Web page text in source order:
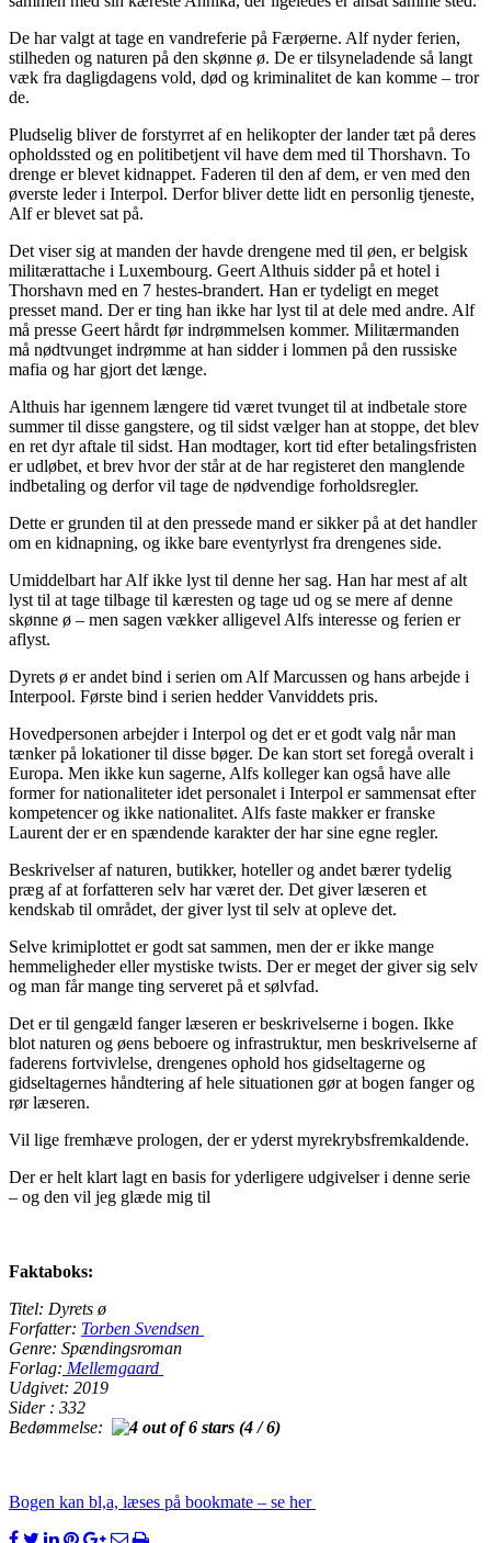
De har valgt at tage en vandreferie på Færøerne. Alf nyder ferien,
stilheden og naturen på den skønne ø. De er tilsyneladende så langt
væk fra dagligdagens vold, død og kriminalitet de kan komme – tror
de.
Pludselig bliver de forstyrret af en helikopter der lander tæt på deres
opholdssted og en politibetjent vil have dem med til Thorshavn. To
drenge er blevet kidnappet. Faderen til den af dem, er ven med den
øverste leder i Interpol. Derfor bliver dette lidt en personlig tjeneste,
Alf er blevet sat på.
Det viser sig at manden der havde drengene med til øen, er belgisk
militærattache i Luxembourg. Geert Althuis sidder på et hotel i
Thorshavn med en 7 hestes-brandert. Han er tydeligt en meget
presset mand. Der er ting han ikke har lyst til at dele med andre. Alf
må presse Geert hårdt før indrømmelsen kommer. Militærmanden
må nødtvunget indrømme at han sidder i lommen på den russiske
mafia og har gjort det længe.
Althuis har igennem længere tid været tvunget til at indbetale store
summer til disse gangstere, og til sidst vælger han at stoppe, det blev
en ret dyr aftale til sidst. Han modtager, kort tid efter betalingsfristen
er udløbet, et brev hvor der står at de har registeret den manglende
indbetaling og derfor vil tage de nødvendige forholdsregler.
Dette er grunden til at den pressede mand er sikker på at det handler
om en kidnapning, og ikke bare eventyrlyst fra drengenes side.
Umiddelbart har Alf ikke lyst til denne her sag. Han har mest af alt
lyst til at tage tilbage til kæresten og tage ud og se mere af denne
skønne ø – men sagen vækker alligevel Alfs interesse og ferien er
aflyst.
Dyrets ø er andet bind i serien om Alf Marcussen og hans arbejde i
Interpool. Første bind i serien hedder Vanviddets pris.
Hovedpersonen arbejder i Interpol og det er et godt valg når man
tænker på lokationer til disse bøger. De kan stort set foregå overalt i
Europa. Men ikke kun sagerne, Alfs kolleger kan også have alle
former for nationaliteter idet personalet i Interpol er sammensat efter
kompetencer og ikke nationalitet. Alfs faste makker er franske
Laurent der er en spændende karakter der har sine egne regler.
Beskrivelser af naturen, butikker, hoteller og andet bærer tydelig
præg af at forfatteren selv har været der. Det giver læseren et
kendskab til området, der giver lyst til selv at opleve det.
Selve krimiplottet er godt sat sammen, men der er ikke mange
hemmeligheder eller mystiske twists. Der er meget der giver sig selv
og man får mange ting serveret på et sølvfad.
Det er til gengæld fanger læseren er beskrivelserne i bogen. Ikke
blot naturen og øens beboere og infrastruktur, men beskrivelserne af
faderens fortvivlelse, drengenes ophold hos gidseltagerne og
gidseltagernes håndtering af hele situationen gør at bogen fanger og
rør læseren.
Vil lige fremhæve prologen, der er yderst myrekrybsfremkaldende.
Der er helt klart lagt en basis for yderligere udgivelser i denne serie
– og den vil jeg glæde mig til
Faktaboks:
Titel: Dyrets ø
Forfatter: Torben Svendsen
Genre: Spændingsroman
Forlag: Mellemgaard
Udgivet: 2019
Sider : 332
Bedømmelse:
(4 / 6)
Bogen kan bl,a, læses på bookmate – se her